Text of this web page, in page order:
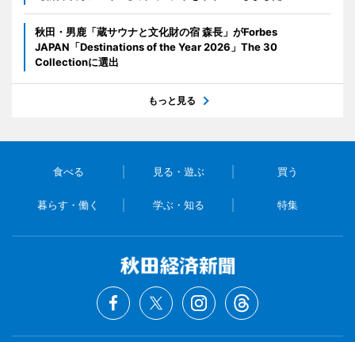
秋田・男鹿「蔵サウナと文化財の宿 森長」がForbes
JAPAN「Destinations of the Year 2026」The 30
Collectionに選出
もっと見る
食べる 見る・遊ぶ 買う
暮らす・働く 学ぶ・知る 特集